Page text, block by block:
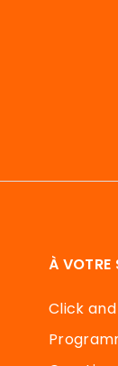
À VOTRE
Click